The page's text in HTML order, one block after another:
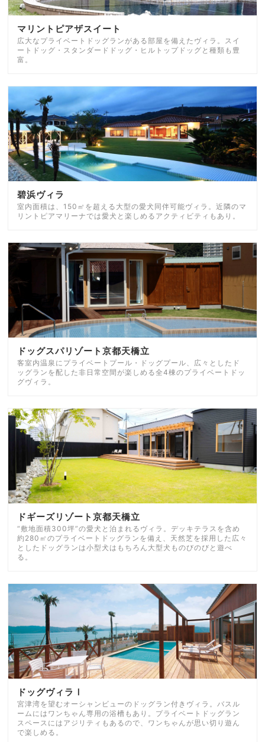
マリントピアザスイート
広大なプライベートドッグランがある部屋を備えたヴィラ。スイ
ートドッグ・スタンダードドッグ・ヒルトップドッグと種類も豊
富。
碧浜ヴィラ
室内面積は、150㎡を超える大型の愛犬同伴可能ヴィラ。近隣のマ
リントピアマリーナでは愛犬と楽しめるアクティビティもあり。
ドッグスパリゾート京都天橋立
客室内温泉にプライベートプール・ドッグプール、広々としたド
ッグランを配した非日常空間が楽しめる全4棟のプライベートドッ
グヴィラ。
ドギーズリゾート京都天橋立
“敷地面積300坪”の愛犬と泊まれるヴィラ。デッキテラスを含め
約280㎡のプライベートドッグランを備え、天然芝を採用した広々
としたドッグランは小型犬はもちろん大型犬ものびのびと遊べ
る。
ドッグヴィラⅠ
宮津湾を望むオーシャンビューのドッグラン付きヴィラ。バスル
ームにはワンちゃん専用の浴槽もあり。プライベートドッグラン
スペースにはアジリティもあるので、ワンちゃんが思い切り遊ん
で楽しめる。